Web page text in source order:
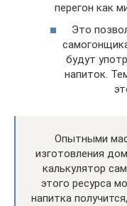
перегон как
Это
будут
напиток.
Опытными
изготовления
калькулятор
этого ресурса
напитка